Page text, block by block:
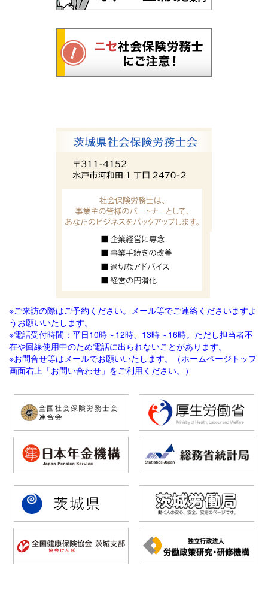
※ご来訪の際はご予約ください。メール等でご連絡くださいますよ
うお願いいたします。
※電話受付時間：平日10時～12時、13時～16時。ただし担当者不
在や回線使用中のため電話に出られないことがあります。
※お問合せ等はメールでお願いいたします。（ホームページトップ
画面右上「お問い合わせ」をご利用ください。）